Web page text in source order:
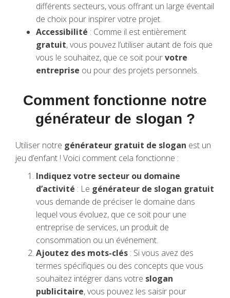
différents secteurs, vous offrant un large éventail
de choix pour inspirer votre projet.
Accessibilité : Comme il est entièrement
gratuit, vous pouvez l’utiliser autant de fois que
vous le souhaitez, que ce soit pourvotre
entreprise ou pour des projets personnels.
Comment fonctionne notre
générateur de slogan ?
Utiliser notre générateur gratuit de slogan est un
jeu d’enfant ! Voici comment cela fonctionne :
Indiquez votre secteur ou domaine
d’activité : Le générateur de slogan gratuit
vous demande de préciser le domaine dans
lequel vous évoluez, que ce soit pour une
entreprise de services, un produit de
consommation ou un événement.
Ajoutez des mots-clés : Si vous avez des
termes spécifiques ou des concepts que vous
souhaitez intégrer dans votre slogan
publicitaire, vous pouvez les saisir pour